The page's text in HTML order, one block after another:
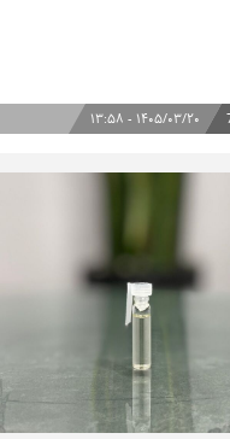
۱۴۰۵/۰۳/۲۰ - ۱۳:۵۸